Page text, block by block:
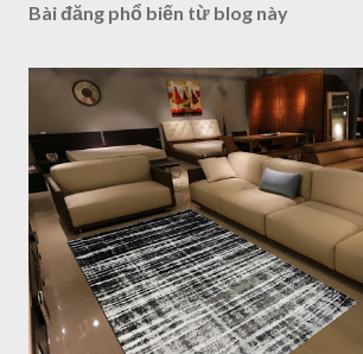
Bài đăng phổ biến từ blog này